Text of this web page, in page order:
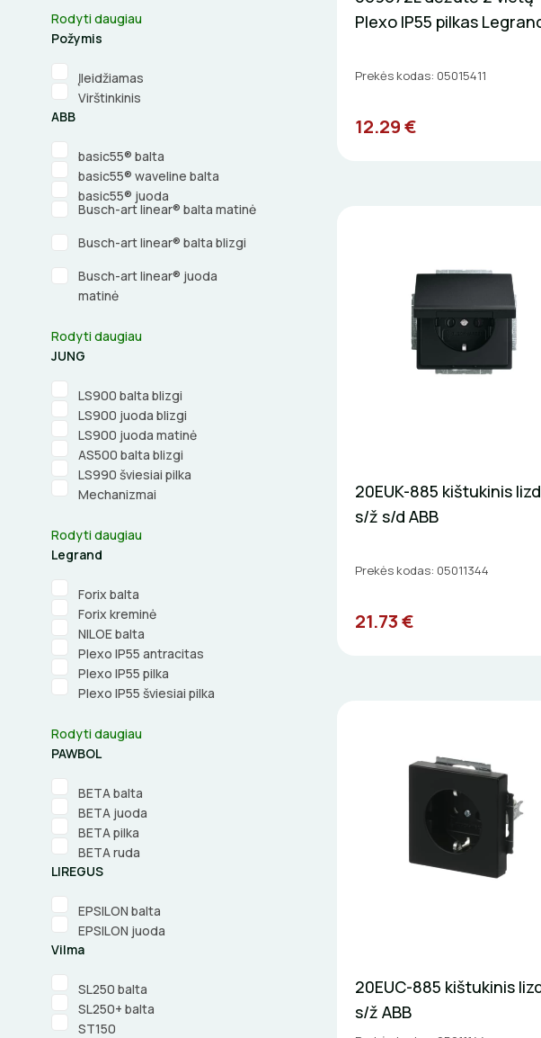
Rodyti daugiau
Požymis
Įleidžiamas
Virštinkinis
ABB
basic55® balta
basic55® waveline balta
basic55® juoda
Busch-art linear® balta matinė
Busch-art linear® balta blizgi
Busch-art linear® juoda
matinė
Rodyti daugiau
JUNG
LS900 balta blizgi
LS900 juoda blizgi
LS900 juoda matinė
AS500 balta blizgi
LS990 šviesiai pilka
Mechanizmai
Rodyti daugiau
Legrand
Forix balta
Forix kreminė
NILOE balta
Plexo IP55 antracitas
Plexo IP55 pilka
Plexo IP55 šviesiai pilka
Rodyti daugiau
PAWBOL
BETA balta
BETA juoda
BETA pilka
BETA ruda
LIREGUS
EPSILON balta
EPSILON juoda
Vilma
SL250 balta
SL250+ balta
ST150
Plexo IP55 pilkas
Prekės kodas: 05015411
12.29 €
20EUK-885 kištukinis
s/ž s/d ABB
Prekės kodas: 05011344
21.73 €
20EUC-885 kištukinis
s/ž ABB